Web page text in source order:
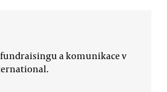
a komunikace v